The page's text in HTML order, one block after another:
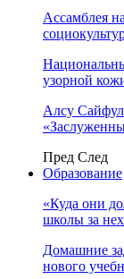
Ассамблея
узорной
Алсу
Пред След
Образование
«Куда они
школы за
Домашние
нового